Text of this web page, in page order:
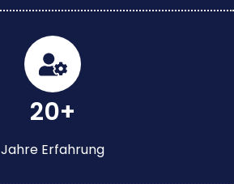
20+
Jahre Erfahrung